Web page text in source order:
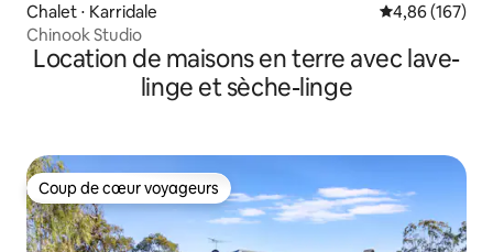
Chalet ⋅ Karridale Évaluation
4,86 (167)
Chinook Studio
Location de maisons en terre avec lave-
linge et sèche-linge
Coup de cœur voyageurs
Coup de cœur voyageurs